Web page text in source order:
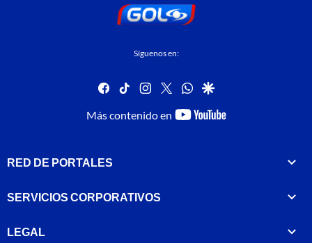
Síguenos en:
facebook
tiktok instagram
twitterwhatsapp
google
Más contenido en
youtube-
RED DE PORTALES
SERVICIOS CORPORATIVOS
LEGAL